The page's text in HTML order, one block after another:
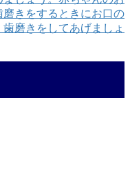
きをするときにお口の
磨きをしてあげましょ